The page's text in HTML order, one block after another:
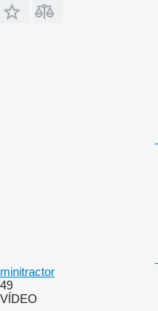
minitractor
49
VÍDEO